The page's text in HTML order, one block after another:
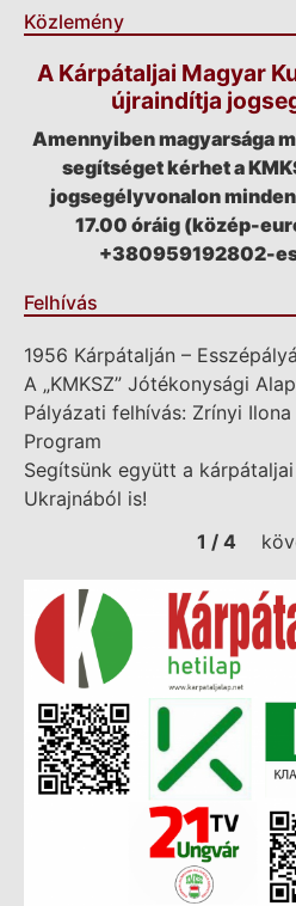
Közlemény
A Kárpátaljai Magyar
újraindítja
Amennyiben magyarsága
segítséget kérhet a
jogsegélyvonalon
17.00 óráig (közép-
+380959192802-
Felhívás
1956 Kárpátalján –
A „KMKSZ” Jótékonysági
Pályázati felhívás: Zrínyi
Program
Segítsünk együtt a
Ukrajnából is!
1 / 4